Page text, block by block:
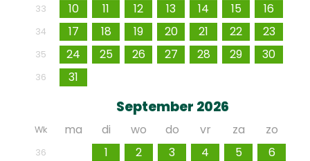
33 10 11 12 13 14 15 16
34 17 18 19 20 21 22 23
35 24 25 26 27 28 29 30
36 31
September 2026
Wk ma di wo do vr za zo
36 1 2 3 4 5 6